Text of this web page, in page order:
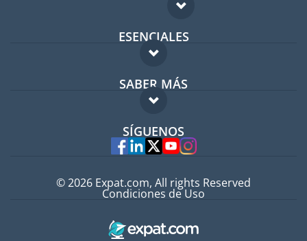
ESENCIALES
Foro para expatriados
Guía para expatriados
Trabajos en el extranjero
SABER MÁS
FAQ
Expertos
SÍGUENOS
© 2026 Expat.com, All rights Reserved
Condiciones de Uso